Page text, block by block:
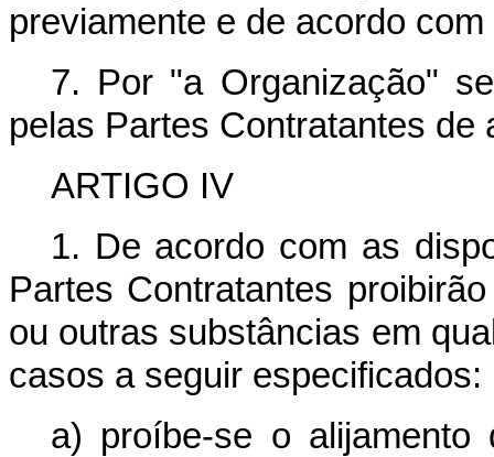
previamente e de acordo
7. Por "a Organização"
pelas Partes Contratantes de
ARTIGO IV
1. De acordo com as
Partes Contratantes
ou outras substâncias em
casos a seguir especificados:
a) proíbe-se o alijamento